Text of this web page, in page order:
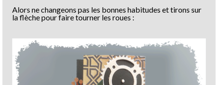
Alors ne changeons pas les bonnes habitudes et tirons sur
la flèche pour faire tourner les roues :